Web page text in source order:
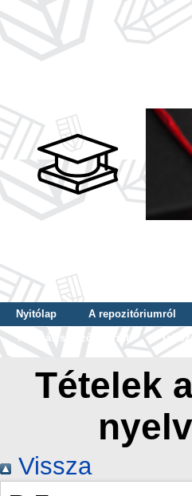
Nyitólap A repozitóriumról
Tallózás szerző szerint
Tételek
Vissza